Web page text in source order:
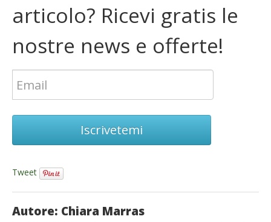
articolo? Ricevi gratis le
nostre news e offerte!
Iscrivetemi
Tweet
Autore: Chiara Marras